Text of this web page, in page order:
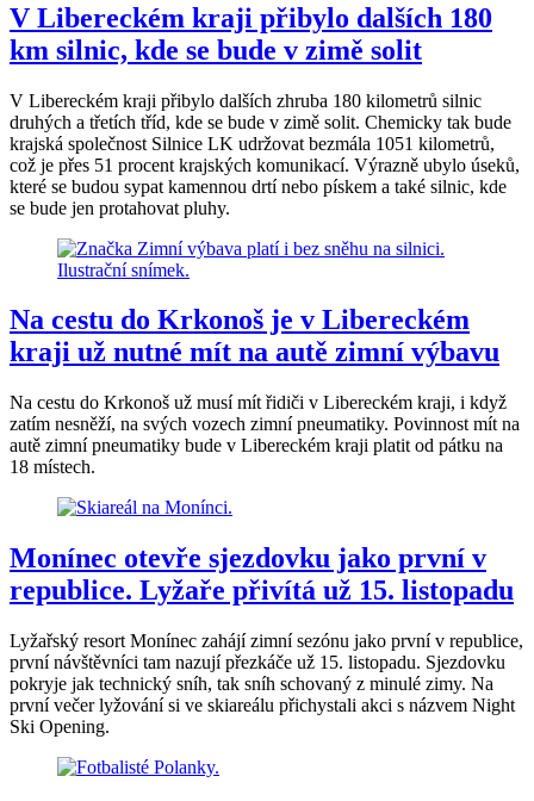
V Libereckém kraji přibylo dalších 180
km silnic, kde se bude v zimě solit
V Libereckém kraji přibylo dalších zhruba 180 kilometrů silnic
druhých a třetích tříd, kde se bude v zimě solit. Chemicky tak bude
krajská společnost Silnice LK udržovat bezmála 1051 kilometrů,
což je přes 51 procent krajských komunikací. Výrazně ubylo úseků,
které se budou sypat kamennou drtí nebo pískem a také silnic, kde
se bude jen protahovat pluhy.
Na cestu do Krkonoš je v Libereckém
kraji už nutné mít na autě zimní výbavu
Na cestu do Krkonoš už musí mít řidiči v Libereckém kraji, i když
zatím nesněží, na svých vozech zimní pneumatiky. Povinnost mít na
autě zimní pneumatiky bude v Libereckém kraji platit od pátku na
18 místech.
Monínec otevře sjezdovku jako první v
republice. Lyžaře přivítá už 15. listopadu
Lyžařský resort Monínec zahájí zimní sezónu jako první v republice,
první návštěvníci tam nazují přezkáče už 15. listopadu. Sjezdovku
pokryje jak technický sníh, tak sníh schovaný z minulé zimy. Na
první večer lyžování si ve skiareálu přichystali akci s názvem Night
Ski Opening.